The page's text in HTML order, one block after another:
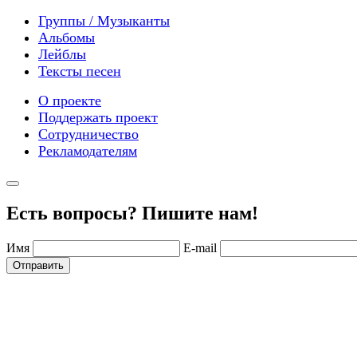
Группы / Музыканты
Альбомы
Лейблы
Тексты песен
О проекте
Поддержать проект
Сотрудничество
Рекламодателям
Есть вопросы? Пишите нам!
Имя E-mail